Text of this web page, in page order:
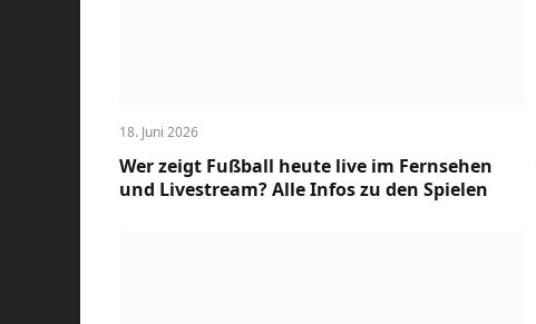
18. Juni 2026
Wer zeigt Fußball heute live im Fernsehen
und Livestream? Alle Infos zu den Spielen